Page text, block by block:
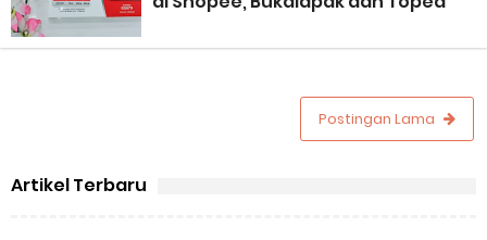
Perhitungan Skema Garansi Pendapatan Grabcar Terbaru
Cara Daftar Goshop agar Cepat Diterima
Apa itu Grab Saap? Layanan Antri Online Terbaru Dari Grab
Postingan Lama
Artikel Terbaru